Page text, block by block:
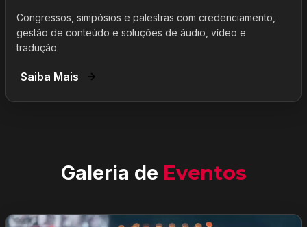
Congressos, simpósios e palestras com credenciamento,
gestão de conteúdo e soluções de áudio, vídeo e
tradução.
Saiba Mais
Galeria de Eventos